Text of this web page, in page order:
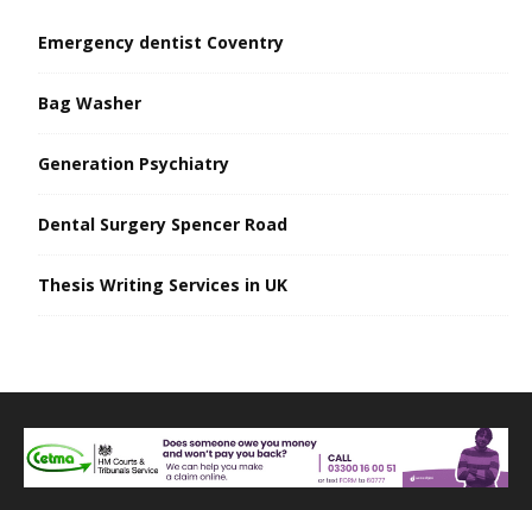
Emergency dentist Coventry
Bag Washer
Generation Psychiatry
Dental Surgery Spencer Road
Thesis Writing Services in UK